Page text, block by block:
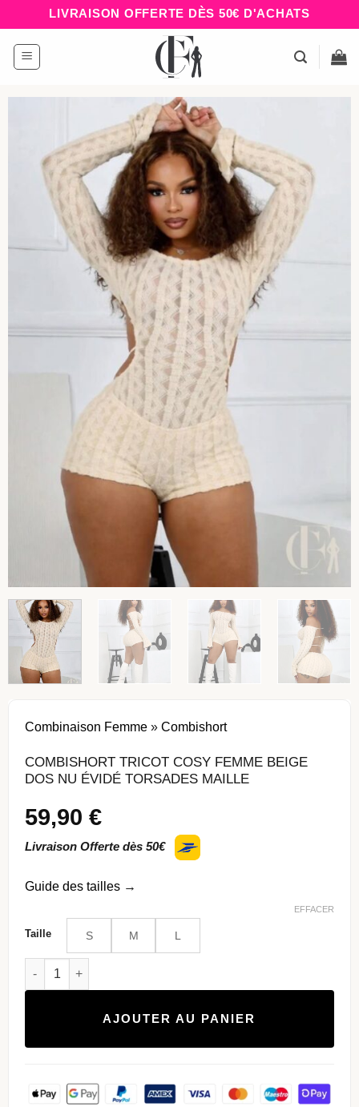
au
contenu
LIVRAISON OFFERTE DÈS 50€ D'ACHATS
Combinaison Femme »Combishort
COMBISHORT TRICOT COSY FEMME BEIGE
DOS NU ÉVIDÉ TORSADES MAILLE
59,90€
Livraison Offerte dès 50€
Guide des tailles →
Taille S M L
EFFACER
quantité de Combishort tricot cosy femme beige dos nu
AJOUTER AU PANIER